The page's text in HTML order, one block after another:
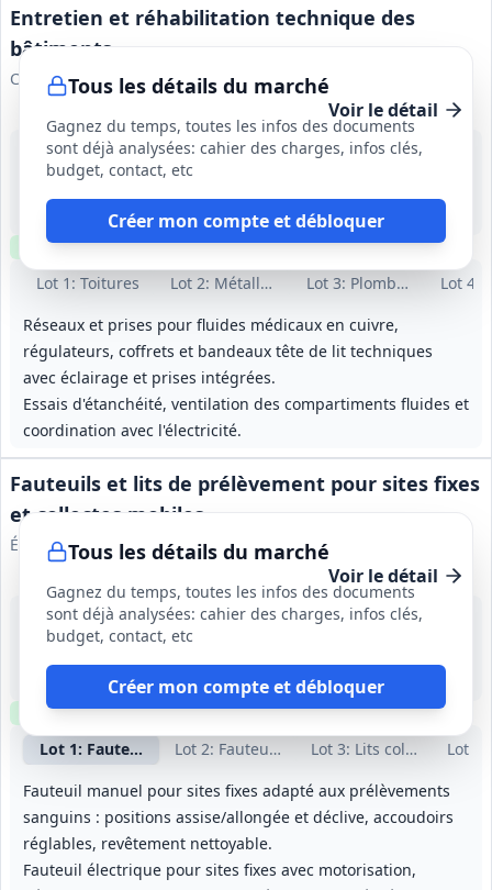
Tous les détails du marché
Gagnez du temps, toutes les infos des documents
sont déjà analysées: cahier des charges, infos clés,
budget, contact, etc
Créer mon compte et débloquer
Entretien et réhabilitation technique des
bâtiments
Centre Henri Becquerel
Voir le détail
Lot 1 : Toitures Lot 2: Métallerie et menuiserie aluminium
Lot 3: Plomberie, Lot 4
Réseaux et prises pour fluides médicaux en cuivre,
régulateurs, coffrets et bandeaux tête de lit techniques
avec éclairage et prises intégrées.
Essais d'étanchéité, ventilation des compartiments fluides et
coordination avec l'électricité.
21 août 2026
Rouen (76)
Clause environnementale Clause sociale Visiterequise
Tous les détails du marché
Gagnez du temps, toutes les infos des documents
sont déjà analysées: cahier des charges, infos clés,
budget, contact, etc
Créer mon compte et débloquer
Fauteuils et lits de prélèvement pour sites fixes
et collectes mobiles
Établissement Français du Sang
Voir le détail
Lot 1: Fauteuils manuels sites fixes
Lot 2: Fauteuils électriques sites fixes
Lot 3: Lits collectesLot
Fauteuil manuel pour sites fixes adapté aux prélèvements
sanguins : positions assise/allongée et déclive, accoudoirs
réglables, revêtement nettoyable.
Fauteuil électrique pour sites fixes avec motorisation,
24 août 2026
France métropolitaine et Outre‑Mer
Clause environnementale Échantillonsrequis